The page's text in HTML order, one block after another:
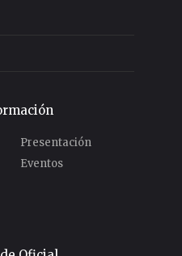
Presentación
Eventos